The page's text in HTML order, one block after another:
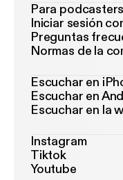
Para podcasters
Iniciar sesión
Preguntas
Normas de la
Escuchar en
Escuchar en
Escuchar en la
Instagram
Tiktok
Youtube